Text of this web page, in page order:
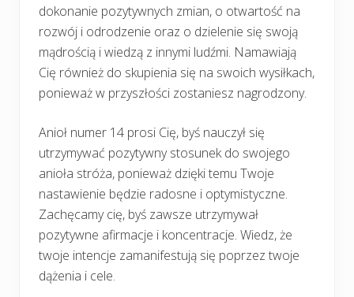
dokonanie pozytywnych zmian, o otwartość na
rozwój i odrodzenie oraz o dzielenie się swoją
mądrością i wiedzą z innymi ludźmi. Namawiają
Cię również do skupienia się na swoich wysiłkach,
ponieważ w przyszłości zostaniesz nagrodzony.
Anioł numer 14 prosi Cię, byś nauczył się
utrzymywać pozytywny stosunek do swojego
anioła stróża, ponieważ dzięki temu Twoje
nastawienie będzie radosne i optymistyczne.
Zachęcamy cię, byś zawsze utrzymywał
pozytywne afirmacje i koncentracje. Wiedz, że
twoje intencje zamanifestują się poprzez twoje
dążenia i cele.